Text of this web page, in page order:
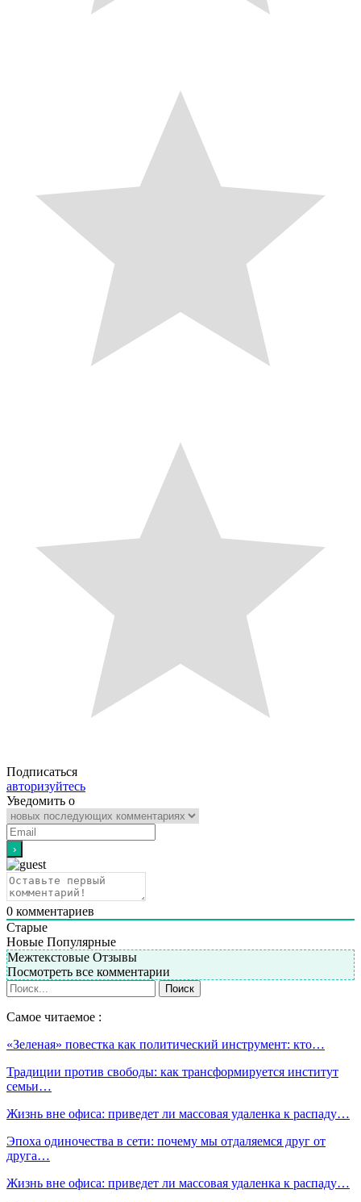
Подписаться
авторизуйтесь
Уведомить о
0 комментариев
Старые
Новые Популярные
Межтекстовые Отзывы
Посмотреть все комментарии
Самое читаемое :
«Зеленая» повестка как политический инструмент: кто…
Традиции против свободы: как трансформируется институт
семьи…
Жизнь вне офиса: приведет ли массовая удаленка к распаду…
Эпоха одиночества в сети: почему мы отдаляемся друг от
друга…
Жизнь вне офиса: приведет ли массовая удаленка к распаду…